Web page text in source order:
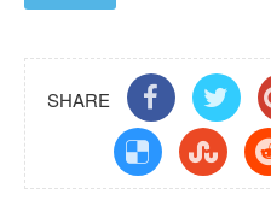
SHARE